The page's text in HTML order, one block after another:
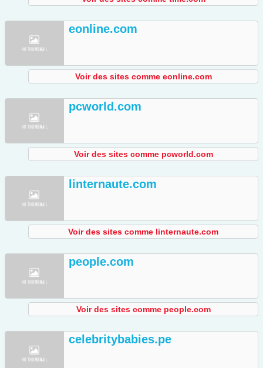
eonline.com
Voir des sites comme eonline.com
pcworld.com
Voir des sites comme pcworld.com
linternaute.com
Voir des sites comme linternaute.com
people.com
Voir des sites comme people.com
celebritybabies.pe